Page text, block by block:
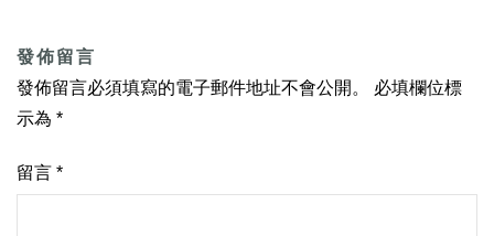
發佈留言
發佈留言必須填寫的電子郵件地址不會公開。
必填欄位標
示為 *
留言 *